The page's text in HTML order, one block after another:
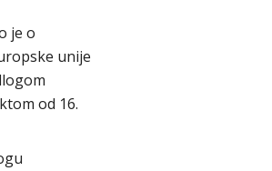
je o
unije
od 16.